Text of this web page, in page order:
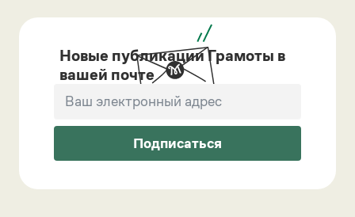
Новые публикации Грамоты в
вашей почте
Подписаться